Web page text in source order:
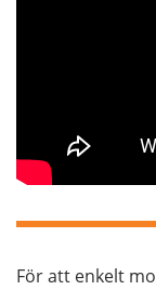
För att enkelt